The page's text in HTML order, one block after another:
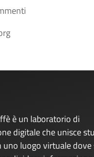
è un laboratorio di
digitale che unisce
luogo virtuale dove